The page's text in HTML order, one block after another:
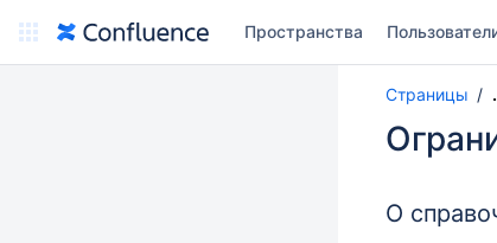
Пространства
Страницы
О